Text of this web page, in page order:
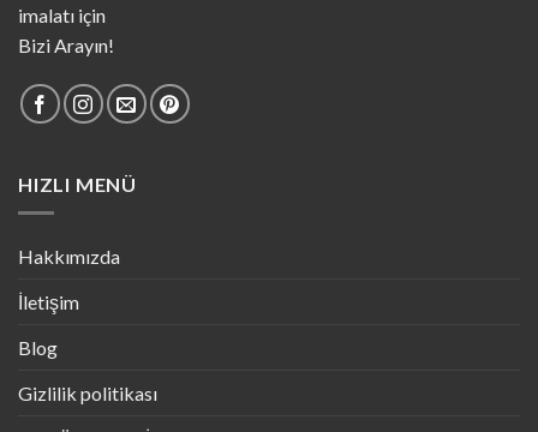
imalatı için
Bizi Arayın!
HIZLI MENÜ
Hakkımızda
İletişim
Blog
Gizlilik politikası